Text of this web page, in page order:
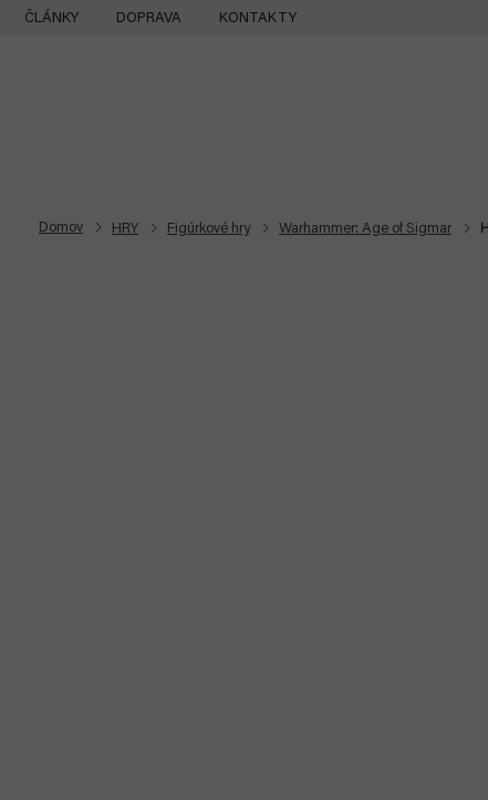
Prejsť
ČLÁNKY DOPRAVA KONTAKTY
Domov HRY Figúrkové hry Warhammer: Age of Sigmar